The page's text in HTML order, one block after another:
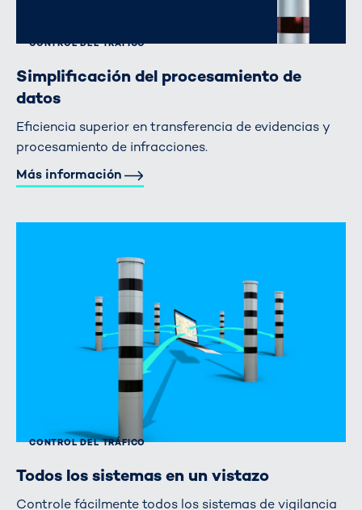
CONTROL DEL TRÁFICO
Simplificación del procesamiento de
datos
Eficiencia superior en transferencia de evidencias y
procesamiento de infracciones.
Más información
CONTROL DEL TRÁFICO
Todos los sistemas en un vistazo
Controle fácilmente todos los sistemas de vigilancia